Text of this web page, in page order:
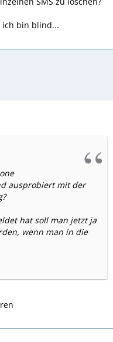
ich bin blind...
ausprobiert mit der
hat soll man jetzt ja
wenn man in die